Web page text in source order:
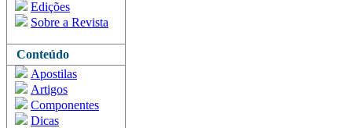
Edições
Sobre a Revista
Conteúdo
Apostilas
Artigos
Componentes
Dicas